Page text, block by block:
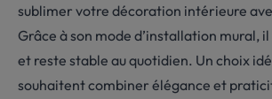
sublimer votre décoration intérieure
Grâce à son mode d’installation mural,
et reste stable au quotidien. Un choix
souhaitent combiner élégance et